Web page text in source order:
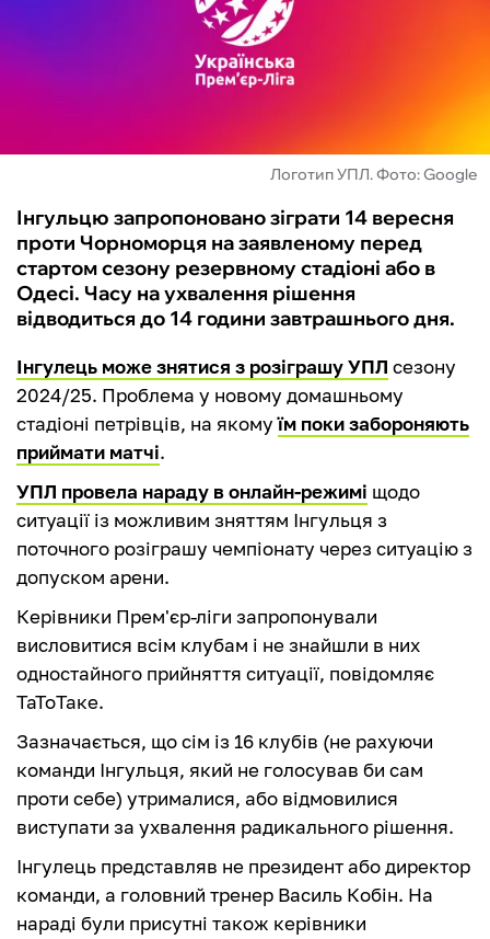
ІНШІ
Логотип УПЛ. Фото: Google
Інгульцю запропоновано зіграти 14 вересня
проти Чорноморця на заявленому перед
стартом сезону резервному стадіоні або в
Одесі. Часу на ухвалення рішення
відводиться до 14 години завтрашнього дня.
Інгулець може знятися з розіграшу УПЛ сезону
2024/25. Проблема у новому домашньому
стадіоні петрівців, на якомуїм поки забороняють
приймати матчі.
УПЛ провела нараду в онлайн-режимі щодо
ситуації із можливим зняттям Інгульця з
поточного розіграшу чемпіонату через ситуацію з
допуском арени.
Керівники Прем'єр-ліги запропонували
висловитися всім клубам і не знайшли в них
одностайного прийняття ситуації, повідомляє
ТаТоТаке.
Зазначається, що сім із 16 клубів (не рахуючи
команди Інгульця, який не голосував би сам
проти себе) утрималися, або відмовилися
виступати за ухвалення радикального рішення.
Інгулець представляв не президент або директор
команди, а головний тренер Василь Кобін. На
нараді були присутні також керівники